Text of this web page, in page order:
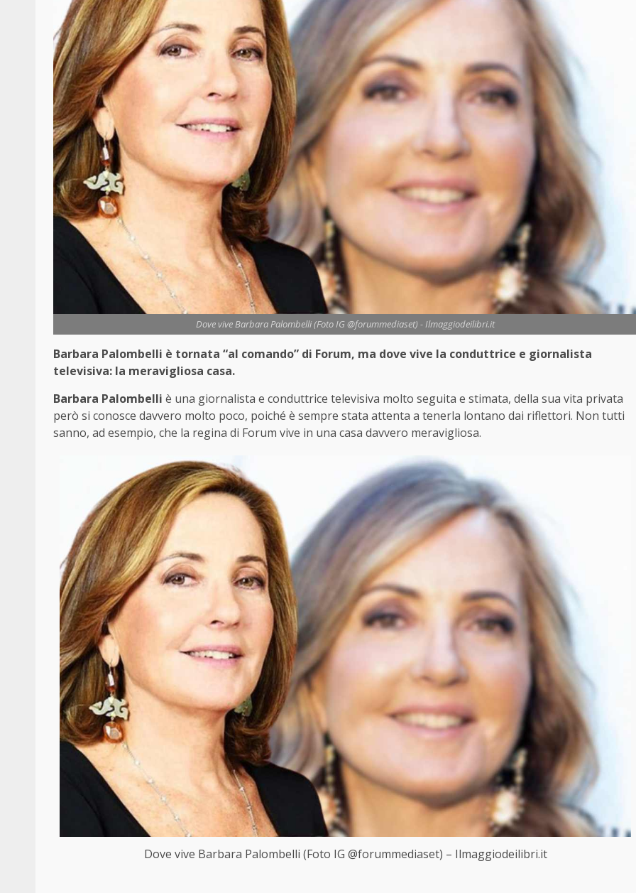
Dove vive Barbara Palombelli (Foto IG @forummediaset) - Ilmaggiodeilibri.it
Barbara Palombelli è tornata “al comando” di Forum, ma dove vive la conduttrice e giornalista
televisiva: la meravigliosa casa.
Barbara Palombelli è una giornalista e conduttrice televisiva molto seguita e stimata, della sua vita privata
però si conosce davvero molto poco, poiché è sempre stata attenta a tenerla lontano dai riflettori. Non tutti
sanno, ad esempio, che la regina di Forum vive in una casa davvero meravigliosa.
Dove vive Barbara Palombelli (Foto IG @forummediaset) – Ilmaggiodeilibri.it